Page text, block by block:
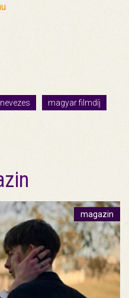
nevezes magyar filmdíj
magazin